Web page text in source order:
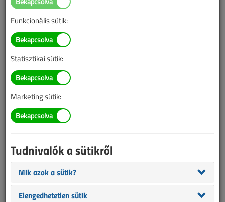
Lapszám:
Eszközeink
Elektromos padlófűtés: nem
az ördögtől való
Figylem! Ez a cikk 10 éve frissült utoljára. A benne szereplő
információk mára aktualitásukat veszíthették, valamint a tartalom
helyenként hiányos lehet (képek, táblázatok stb.).
Funkcionális sütik:
Statisztikai sütik:
Marketing sütik:
Tudnivalók a sütikről
Mik azok a sütik?
Elengedhetetlen sütik